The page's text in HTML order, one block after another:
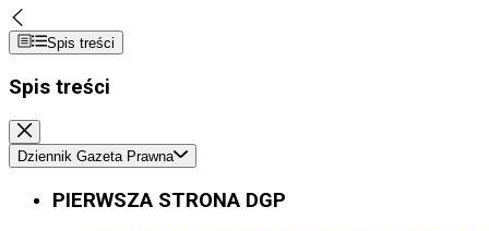
Spis treści
Spis treści
Dziennik Gazeta Prawna
PIERWSZA STRONA DGP